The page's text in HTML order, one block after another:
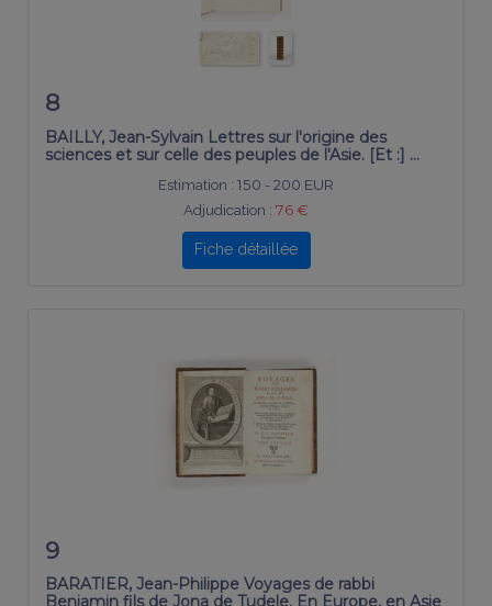
8
BAILLY, Jean-Sylvain Lettres sur l'origine des
sciences et sur celle des peuples de l'Asie. [Et :] …
Estimation : 150 - 200 EUR
Adjudication : 76 €
Fiche détaillée
9
BARATIER, Jean-Philippe Voyages de rabbi
Benjamin fils de Jona de Tudele. En Europe, en Asie